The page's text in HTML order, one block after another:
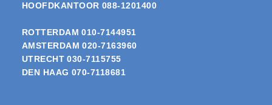
HOOFDKANTOOR 088-1201400
ROTTERDAM 010-7144951
AMSTERDAM 020-7163960
UTRECHT 030-7115755
DEN HAAG 070-7118681